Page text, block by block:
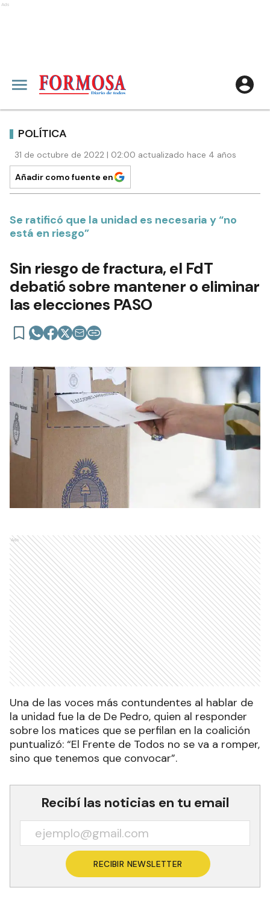
Ads
POLÍTICA
31 de octubre de 2022 | 02:00 actualizado hace 4 años
Añadir como fuente en
Se ratificó que la unidad es necesaria y “no
está en riesgo”
Sin riesgo de fractura, el FdT
debatió sobre mantener o eliminar
las elecciones PASO
Ads
Una de las voces más contundentes al hablar de
la unidad fue la de De Pedro, quien al responder
sobre los matices que se perfilan en la coalición
puntualizó: “El Frente de Todos no se va a romper,
sino que tenemos que convocar”.
Recibí las noticias en tu email
RECIBIR NEWSLETTER